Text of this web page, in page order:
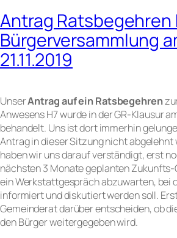
Antrag Ratsbegehren
Bürgerversammlung
21.11.2019
UnserAntrag auf ein Ratsbegehren
Anwesens H7 wurde in der GR-Klausur am
behandelt. Uns ist dort immerhin
Antrag in dieser Sitzung nicht abgelehnt
haben wir uns darauf verständigt, erst
nächsten 3 Monate geplanten
ein Werkstattgespräch abzuwarten, bei
informiert und diskutiert werden soll.
Gemeinderat darüber entscheiden, ob
den Bürger weitergegeben wird.